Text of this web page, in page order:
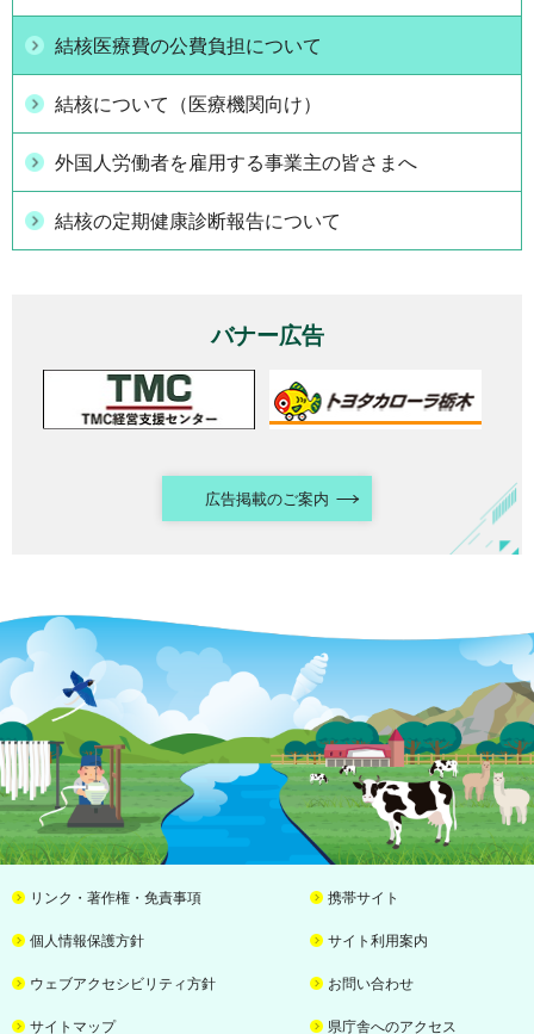
結核医療費の公費負担について
結核について（医療機関向け）
外国人労働者を雇用する事業主の皆さまへ
結核の定期健康診断報告について
バナー広告
広告掲載のご案内
リンク・著作権・免責事項 携帯サイト
個人情報保護方針 サイト利用案内
ウェブアクセシビリティ方針 お問い合わせ
サイトマップ 県庁舎へのアクセス